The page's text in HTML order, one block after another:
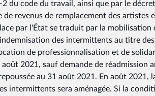
du code du travail, ainsi que par le
de revenus de remplacement des
par l'État se traduit par la
des intermittents au titre
de professionnalisation et de
2021, sauf demande de réadmission
au 31 août 2021. En août 2021,
intermittents sera aménagée. Si la